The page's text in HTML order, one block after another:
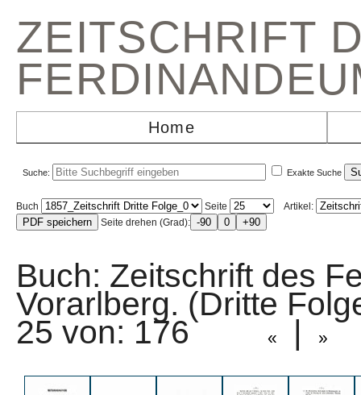
ZEITSCHRIFT
Home
Suche: Exakte Suche
Buch Seite
Artikel:
Seite drehen (Grad):
Buch: Zeitschrift des
Vorarlberg. (Dritte
25 von: 176 « | »